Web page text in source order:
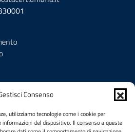
Consenso
utilizziamo tecnologie come i cookie per
del dispositivo. Il consenso a queste